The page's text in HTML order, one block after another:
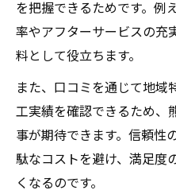
を把握できるためです。例
率やアフターサービスの充
料として役立ちます。
また、口コミを通じて地域
工実績を確認できるため、
事が期待できます。信頼性
駄なコストを避け、満足度
くなるのです。